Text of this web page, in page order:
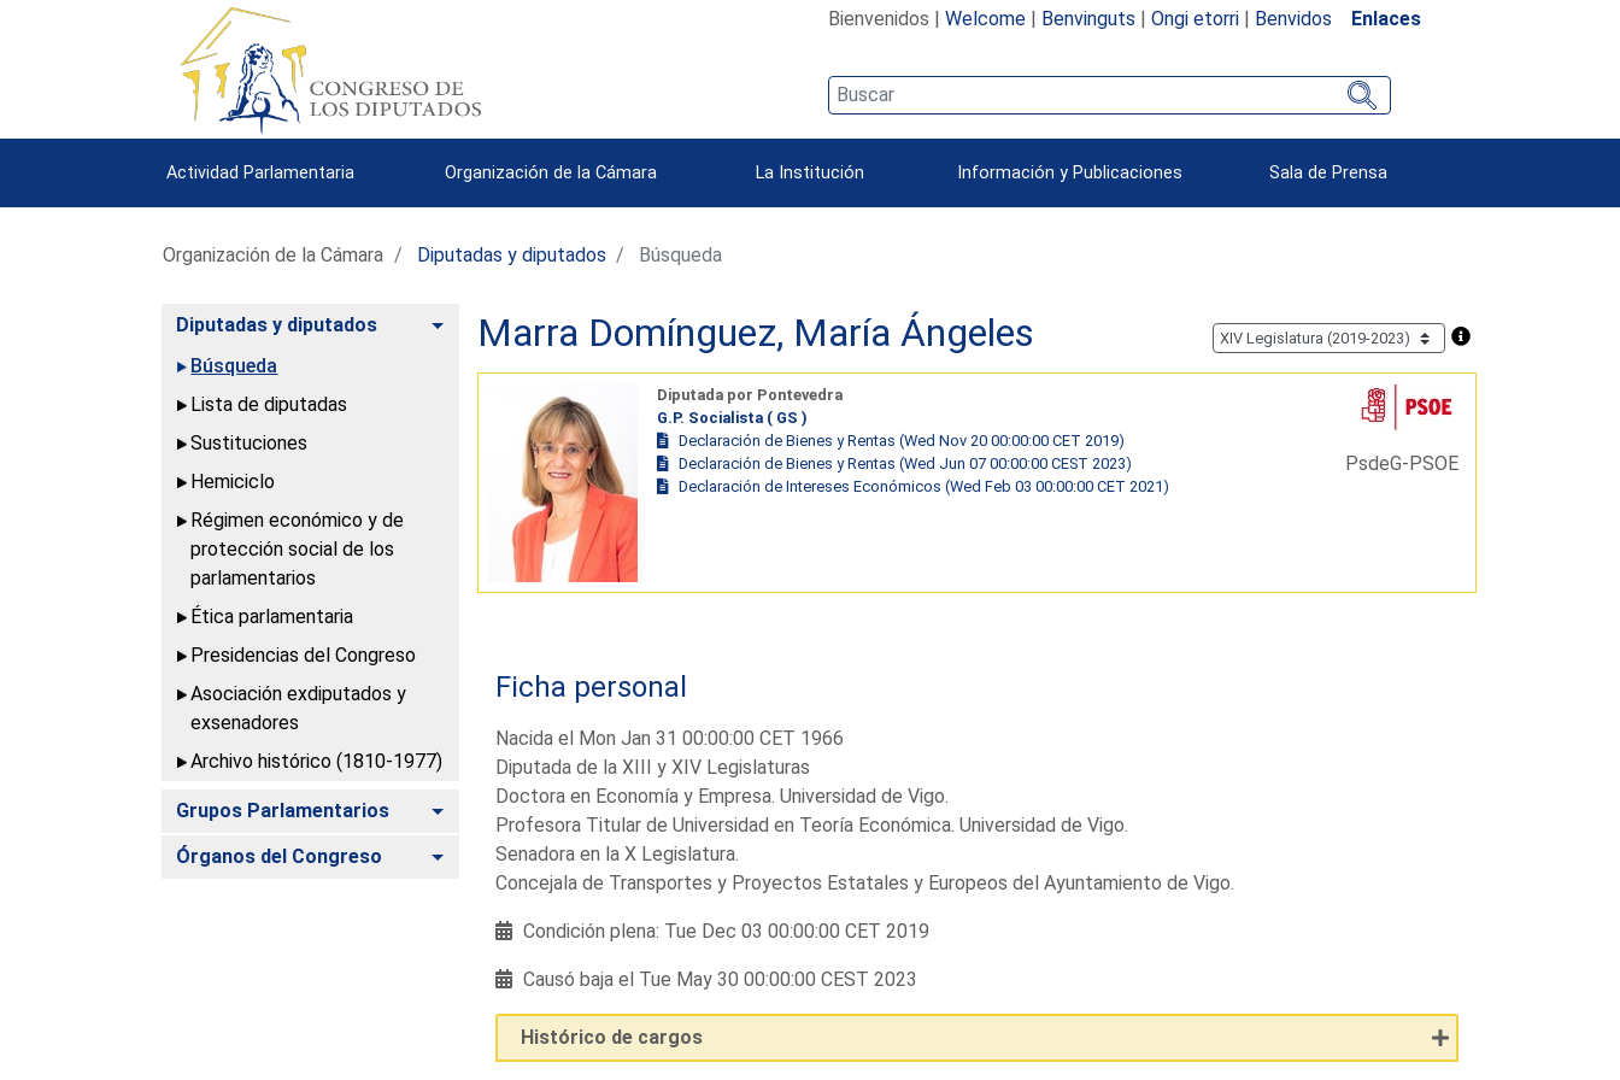
Bienvenidos | Welcome| Benvinguts | Ongi etorri| Benvidos Enlaces
Actividad Parlamentaria Organización de la Cámara La Institución Información y Publicaciones Sala de Prensa
Organización de la Cámara Diputadas y diputados Búsqueda
Diputadas y diputados
Alternar
Búsqueda
Lista de diputadas
Sustituciones
Hemiciclo
Régimen económico y de
protección social de los
parlamentarios
Ética parlamentaria
Presidencias del Congreso
Asociación exdiputados y
exsenadores
Archivo histórico (1810-1977)
Grupos Parlamentarios Alternar
Órganos del Congreso Alternar
Marra Domínguez, María Ángeles
Diputada por Pontevedra
G.P. Socialista ( GS )
Declaración de Bienes y Rentas (Wed Nov 20 00:00:00 CET 2019)
Declaración de Bienes y Rentas (Wed Jun 07 00:00:00 CEST 2023)
Declaración de Intereses Económicos (Wed Feb 03 00:00:00 CET 2021)
PsdeG-PSOE
Ficha personal
Nacida el Mon Jan 31 00:00:00 CET 1966
Diputada de la XIII y XIV Legislaturas
Doctora en Economía y Empresa. Universidad de Vigo.
Profesora Titular de Universidad en Teoría Económica. Universidad de Vigo.
Senadora en la X Legislatura.
Concejala de Transportes y Proyectos Estatales y Europeos del Ayuntamiento de Vigo.
Condición plena: Tue Dec 03 00:00:00 CET 2019
Causó baja el Tue May 30 00:00:00 CEST 2023
Histórico de cargos